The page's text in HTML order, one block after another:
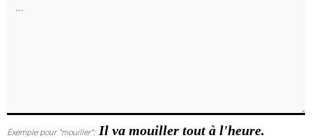
Exemple pour "mouiller": Il va mouiller tout à l'heure.